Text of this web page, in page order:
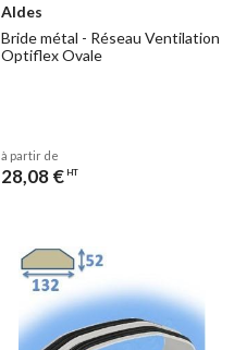
Aldes
Bride métal - Réseau Ventilation
Optiflex Ovale
à partir de
28,08 € HT